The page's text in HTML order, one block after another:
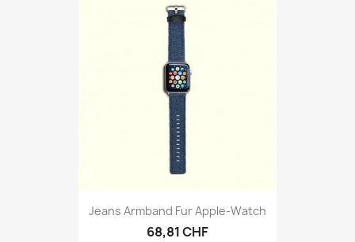
Jeans Armband Fur Apple-Watch
68,81 CHF